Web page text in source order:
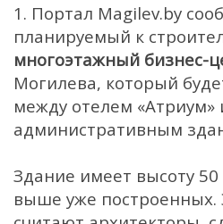
1. Портал Magilev.by
планируемый к
многоэтажный бизнес-
Могилева, который
между отелем «Атриум»
административным
Здание имеет высоту
выше уже